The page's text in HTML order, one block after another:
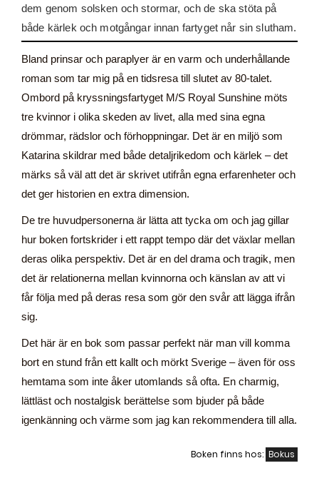
dem genom solsken och stormar, och de ska stöta på
både kärlek och motgångar innan fartyget når sin slutham.
Bland prinsar och paraplyer är en varm och underhållande
roman som tar mig på en tidsresa till slutet av 80-talet.
Ombord på kryssningsfartyget M/S Royal Sunshine möts
tre kvinnor i olika skeden av livet, alla med sina egna
drömmar, rädslor och förhoppningar. Det är en miljö som
Katarina skildrar med både detaljrikedom och kärlek – det
märks så väl att det är skrivet utifrån egna erfarenheter och
det ger historien en extra dimension.
De tre huvudpersonerna är lätta att tycka om och jag gillar
hur boken fortskrider i ett rappt tempo där det växlar mellan
deras olika perspektiv. Det är en del drama och tragik, men
det är relationerna mellan kvinnorna och känslan av att vi
får följa med på deras resa som gör den svår att lägga ifrån
sig.
Det här är en bok som passar perfekt när man vill komma
bort en stund från ett kallt och mörkt Sverige – även för oss
hemtama som inte åker utomlands så ofta. En charmig,
lättläst och nostalgisk berättelse som bjuder på både
igenkänning och värme som jag kan rekommendera till alla.
Boken finns hos: Bokus